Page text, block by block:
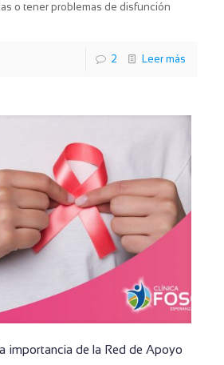
o tener problemas de disfunción
2 Leer más
importancia de la Red de Apoyo